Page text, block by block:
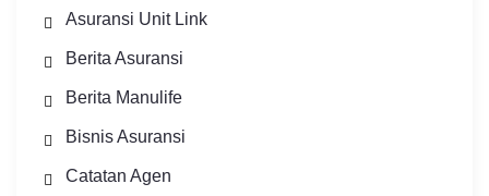
Asuransi Unit Link
Berita Asuransi
Berita Manulife
Bisnis Asuransi
Catatan Agen